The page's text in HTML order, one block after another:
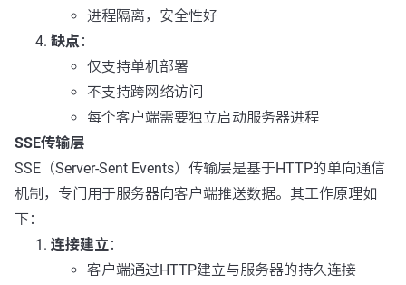
进程隔离，安全性好
缺点 ：
仅支持单机部署
不支持跨网络访问
每个客户端需要独立启动服务器进程
SSE传输层
SSE（Server-Sent Events）传输层是基于HTTP的单向通信
机制，专门用于服务器向客户端推送数据。其工作原理如
下：
连接建立：
客户端通过HTTP建立与服务器的持久连接